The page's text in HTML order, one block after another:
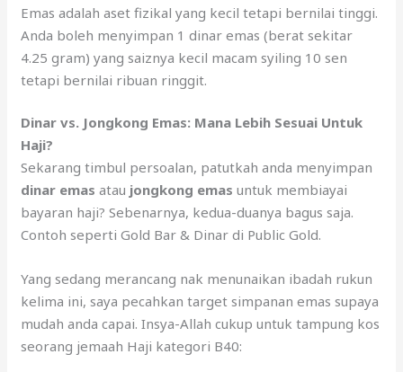
Emas adalah aset fizikal yang kecil tetapi bernilai tinggi.
Anda boleh menyimpan 1 dinar emas (berat sekitar
4.25 gram) yang saiznya kecil macam syiling 10 sen
tetapi bernilai ribuan ringgit.
Dinar vs. Jongkong Emas: Mana Lebih Sesuai Untuk
Haji?
Sekarang timbul persoalan, patutkah anda menyimpan
dinar emas atau jongkong emas untuk membiayai
bayaran haji? Sebenarnya, kedua-duanya bagus saja.
Contoh seperti Gold Bar & Dinar di Public Gold.
Yang sedang merancang nak menunaikan ibadah rukun
kelima ini, saya pecahkan target simpanan emas supaya
mudah anda capai. Insya-Allah cukup untuk tampung kos
seorang jemaah Haji kategori B40: